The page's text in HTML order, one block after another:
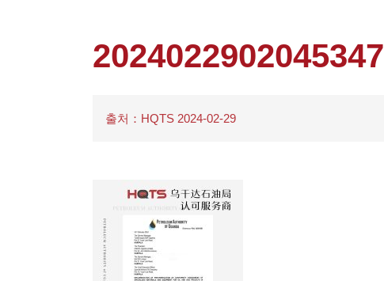
2024022902045347
출처：HQTS 2024-02-29